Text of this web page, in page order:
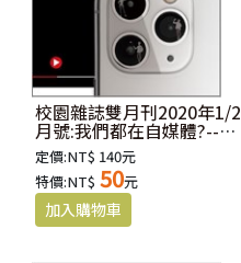
校園雜誌雙月刊2020年1/2
月號:我們都在自媒體?--新
媒體時代的省思
定價:NT$ 140元
特價:NT$ 50元